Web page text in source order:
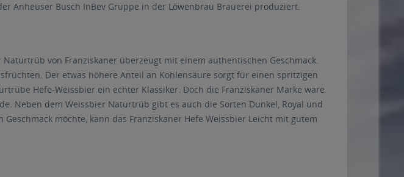
Anheuser Busch InBev Gruppe in der Löwenbräu Brauerei produziert.
von Franziskaner überzeugt mit einem authentischen Geschmack.
Der etwas höhere Anteil an Kohlensäure sorgt für einen spritzigen
Hefe-Weissbier ein echter Klassiker. Doch die Franziskaner Marke wäre
Neben dem Weissbier Naturtrüb gibt es auch die Sorten Dunkel, Royal und
möchte, kann das Franziskaner Hefe Weissbier Leicht mit gutem